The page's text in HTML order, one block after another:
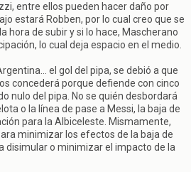
entre ellos pueden hacer daño por
estará Robben, por lo cual creo que se
hora de subir y si lo hace, Mascherano
lo cual deja espacio en el medio.
el gol del pipa, se debió a que
concederá porque defiende con cinco
nulo del pipa. No se quién desbordará
o la línea de pase a Messi, la baja de
para la Albiceleste. Mismamente,
minimizar los efectos de la baja de
disimular o minimizar el impacto de la